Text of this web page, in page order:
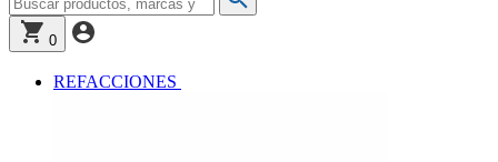
0
REFACCIONES